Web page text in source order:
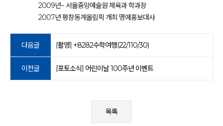
2009년~ 서울중앙예술원 체육과 학과장
2007년 평창동계올림픽 개최 명예홍보대사
다음글 [촬영] +8282수학여행(22/110/30)
이전글 [포토소식] 어린이날 100주년 이벤트
목록